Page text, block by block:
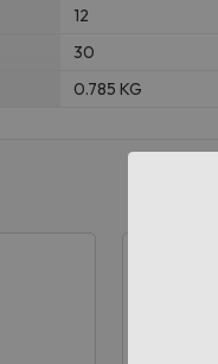
12
30
0.785 KG